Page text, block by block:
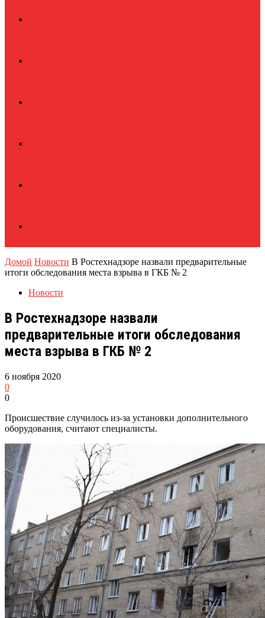
Домой Новости В Ростехнадзоре назвали предварительные
итоги обследования места взрыва в ГКБ № 2
Новости
В Ростехнадзоре назвали
предварительные итоги обследования
места взрыва в ГКБ № 2
6 ноября 2020
0
0
Происшествие случилось из-за установки дополнительного
оборудования, считают специалисты.